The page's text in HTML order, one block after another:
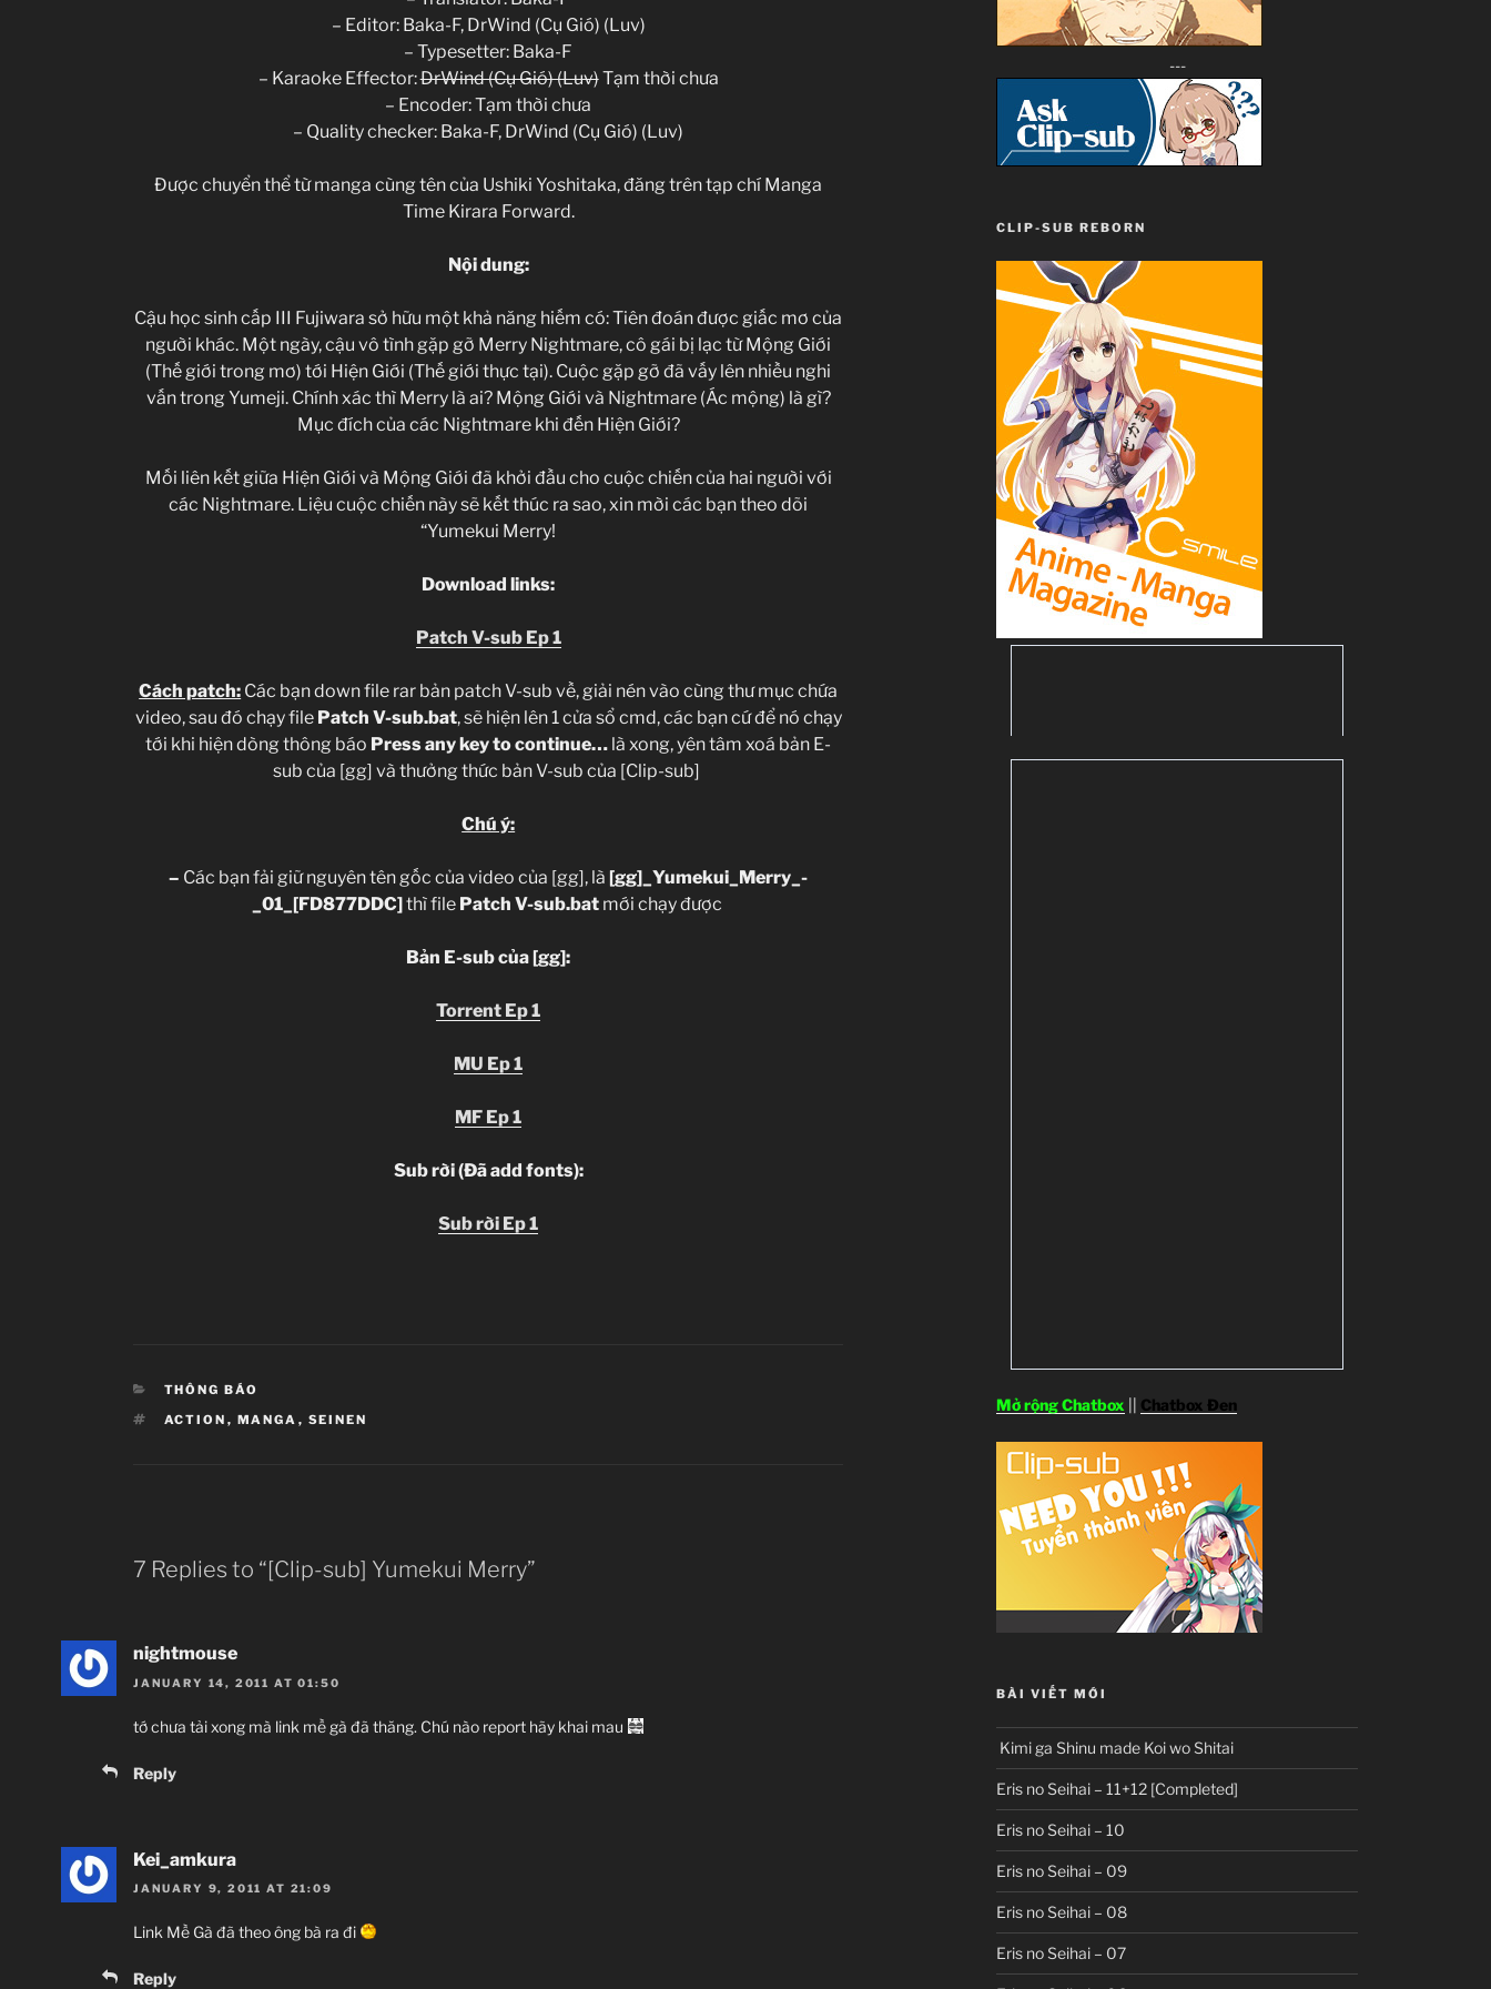
– Editor: Baka-F, DrWind (Cụ Gió) (Luv)
– Typesetter: Baka-F
– Karaoke Effector:DrWind (Cụ Gió) (Luv)Tạm thời chưa
– Encoder: Tạm thời chưa
– Quality checker: Baka-F, DrWind (Cụ Gió) (Luv)
Được chuyển thể từ manga cùng tên của Ushiki Yoshitaka, đăng trên tạp chí Manga
Time Kirara Forward.
Nội dung:
Cậu học sinh cấp III Fujiwara sở hữu một khả năng hiếm có: Tiên đoán được giấc mơ của
người khác. Một ngày, cậu vô tình gặp gỡ Merry Nightmare, cô gái bị lạc từ Mộng Giới
(Thế giới trong mơ) tới Hiện Giới (Thế giới thực tại). Cuộc gặp gỡ đã vấy lên nhiều nghi
vấn trong Yumeji. Chính xác thì Merry là ai? Mộng Giới và Nightmare (Ác mộng) là gì?
Mục đích của các Nightmare khi đến Hiện Giới?
Mối liên kết giữa Hiện Giới và Mộng Giới đã khởi đầu cho cuộc chiến của hai người với
các Nightmare. Liệu cuộc chiến này sẽ kết thúc ra sao, xin mời các bạn theo dõi
“Yumekui Merry!
Download links:
Patch V-sub Ep 1
Cách patch: Các bạn down file rar bản patch V-sub về, giải nén vào cùng thư mục chứa
video, sau đó chạy file Patch V-sub.bat, sẽ hiện lên 1 cửa sổ cmd, các bạn cứ để nó chạy
tới khi hiện dòng thông báo Press any key to continue… là xong, yên tâm xoá bản E-
sub của [gg] và thưởng thức bản V-sub của [Clip-sub]
Chú ý:
– Các bạn fải giữ nguyên tên gốc của video của [gg], là [gg]_Yumekui_Merry_-
_01_[FD877DDC] thì file Patch V-sub.batmới chạy được
Bản E-sub của [gg]:
Torrent Ep 1
MU Ep 1
MF Ep 1
Sub rời (Đã add fonts):
Sub rời Ep 1
CATEGORIES
THÔNG BÁO
TAGS
ACTION , MANGA , SEINEN
7 Replies to “[Clip-sub] Yumekui Merry”
nightmouse
JANUARY 14, 2011 AT 01:50
tớ chưa tải xong mà link mề gà đã thăng. Chú nào report hãy khai mau
Reply
Kei_amkura
JANUARY 9, 2011 AT 21:09
Link Mề Gà đã theo ông bà ra đi
Reply
---
CLIP-SUB REBORN
Mở rộng Chatbox Chatbox Đen
BÀI VIẾT MỚI
Kimi ga Shinu made Koi wo Shitai
Eris no Seihai – 11+12 [Completed]
Eris no Seihai – 10
Eris no Seihai – 09
Eris no Seihai – 08
Eris no Seihai – 07